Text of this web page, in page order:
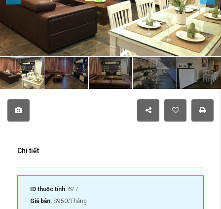
Chi tiết
ID thuộc tính: 627
Giá bán: $950/Tháng